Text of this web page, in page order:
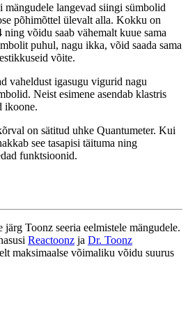
mängudele langevad siingi sümbolid
põhimõttel ülevalt alla. Kokku on
võidu saab vähemalt kuue sama
puhul, nagu ikka, võid saada sama
võite.
vaheldust igasugu vigurid nagu
Neist esimene asendab klastris
ikoone.
on sätitud uhke Quantumeter. Kui
see tasapisi täituma ning
funktsioonid.
Toonz seeria eelmistele mängudele.
Reactoonz ja Dr. Toonz
maksimaalse võimaliku võidu suurus